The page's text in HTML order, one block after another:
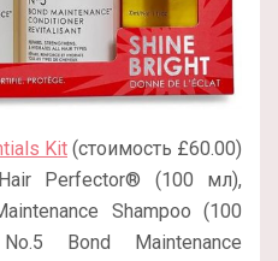
Kit (стоимость £60.00)
Perfector® (100 мл),
Shampoo (100
Bond Maintenance